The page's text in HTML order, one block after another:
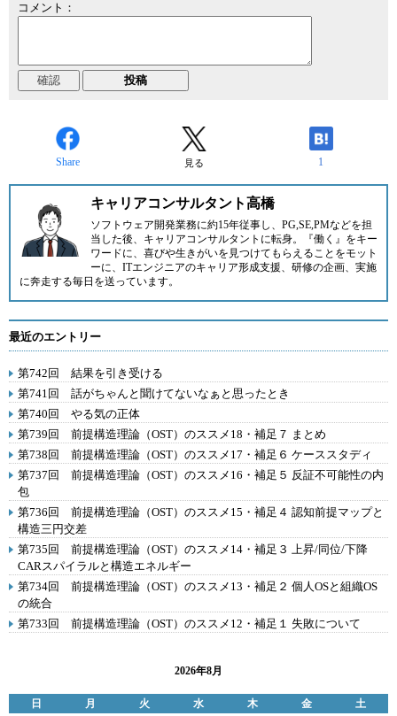
コメント：
Share 見る 1
キャリアコンサルタント高橋
ソフトウェア開発業務に約15年従事し、PG,SE,PMなどを担
当した後、キャリアコンサルタントに転身。『働く』をキー
ワードに、喜びや生きがいを見つけてもらえることをモット
ーに、ITエンジニアのキャリア形成支援、研修の企画、実施
に奔走する毎日を送っています。
最近のエントリー
第742回 結果を引き受ける
第741回 話がちゃんと聞けてないなぁと思ったとき
第740回 やる気の正体
第739回 前提構造理論（OST）のススメ18・補足７ まとめ
第738回 前提構造理論（OST）のススメ17・補足６ ケーススタディ
第737回 前提構造理論（OST）のススメ16・補足５ 反証不可能性の内
包
第736回 前提構造理論（OST）のススメ15・補足４ 認知前提マップと
構造三円交差
第735回 前提構造理論（OST）のススメ14・補足３ 上昇/同位/下降
CARスパイラルと構造エネルギー
第734回 前提構造理論（OST）のススメ13・補足２ 個人OSと組織OS
の統合
第733回 前提構造理論（OST）のススメ12・補足１ 失敗について
2026年8月
日 月 火 水 木 金
土